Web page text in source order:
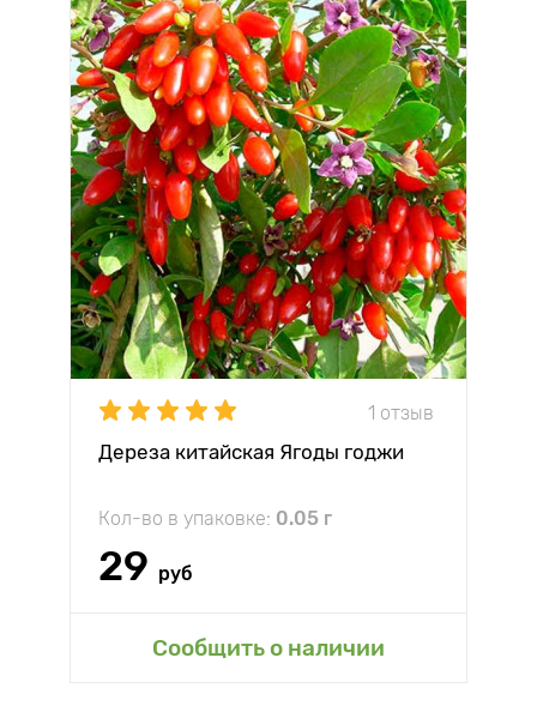
1 отзыв
Дереза китайская Ягоды годжи
Кол-во в упаковке: 0.05 г
29 руб
Сообщить о наличии